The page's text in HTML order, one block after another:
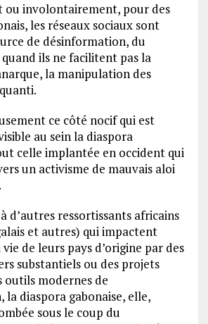
ou involontairement, pour des
les réseaux sociaux sont
de désinformation, du
ils ne facilitent pas la
la manipulation des
ce côté nocif qui est
au sein la diaspora
celle implantée en occident qui
un activisme de mauvais aloi
d’autres ressortissants africains
et autres) qui impactent
de leurs pays d’origine par des
substantiels ou des projets
outils modernes de
la diaspora gabonaise, elle,
sous le coup du